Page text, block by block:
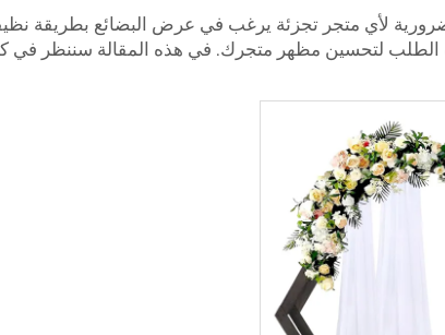
لأي متجر تجزئة يرغب في عرض البضائع بطريقة
لتحسين مظهر متجرك. في هذه المقالة سننظر في